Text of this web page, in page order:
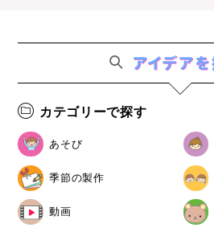
カテゴリーで探す
あそび
季節の製作
動画